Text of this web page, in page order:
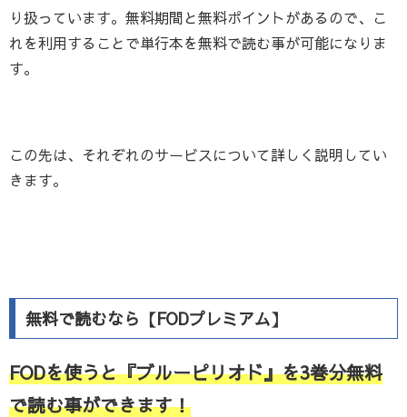
り扱っています。無料期間と無料ポイントがあるので、こ
れを利用することで単行本を無料で読む事が可能になりま
す。
この先は、それぞれのサービスについて詳しく説明してい
きます。
無料で読むなら【FODプレミアム】
FODを使うと『ブルーピリオド』を3巻分無料
で読む事ができます！